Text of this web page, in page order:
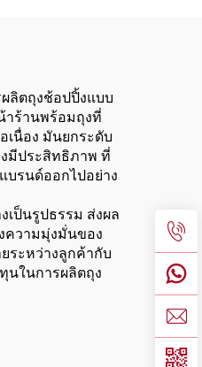
ลิตถุงช้อปปิ้งแบบ
าร้านพร้อมถุงที่
นื่อง มันยกระดับ
มีประสิทธิภาพ ที่
บรนด์ออกไปอย่าง
ป็นรูปธรรม ส่งผล
ความมุ่งมั่นของ
ระหว่างลูกค้ากับ
นในการผลิตถุง